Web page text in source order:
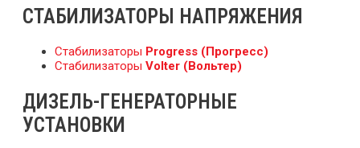
СТАБИЛИЗАТОРЫ НАПРЯЖЕНИЯ
Стабилизаторы Progress (Прогресс)
Стабилизаторы Volter (Вольтер)
ДИЗЕЛЬ-ГЕНЕРАТОРНЫЕ
УСТАНОВКИ